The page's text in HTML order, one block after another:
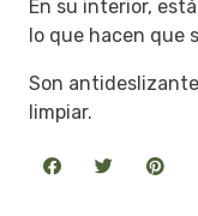
En su interior,
lo que hacen que
Son
limpiar.